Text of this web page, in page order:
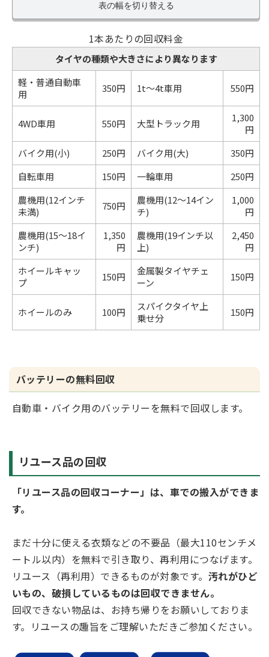
表の幅を切り替える
1本あたりの回収料金
タイヤの種類や大きさにより異なります
軽・普通自動車
用
350円 1t～4t車用 550円
4WD車用 550円 大型トラック用
1,300
円
バイク用(小)
250円 バイク用(大)
350円
自転車用
150円 一輪車用
250円
農機用(12インチ
未満)
750円
農機用(12～14イン
チ)
1,000
円
農機用(15～18イ
ンチ)
1,350
円
農機用(19インチ以
上)
2,450
円
ホイールキャッ
プ
150円
金属製タイヤチェ
ーン
150円
ホイールのみ 100円
スパイクタイヤ上
乗せ分
150円
バッテリーの無料回収
自動車・バイク用のバッテリーを無料で回収します。
リユース品の回収
「リユース品の回収コーナー」は、車での搬入ができま
す。
まだ十分に使える衣類などの不要品（最大110センチメ
ートル以内）を無料で引き取り、再利用につなげます。
リユース（再利用）できるものが対象です。 汚れがひど
いもの、破損しているものは回収できません。
回収できない物品は、お持ち帰りをお願いしておりま
す。リユースの趣旨をご理解いただきご参加ください。